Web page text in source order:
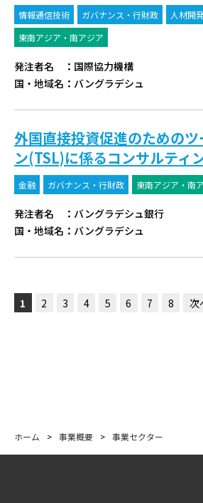
情報通信技術 ガバナンス・行財政
人材開
東南アジア・南アジア
発注者名 ： 国際協力機構
国・地域名 ： バングラデシュ
外国直接投資促進のための
ン(TSL)に係るコンサルティ
金融 ガバナンス・行財政 東南アジア・南
発注者名 ： バングラデシュ銀行
国・地域名 ： バングラデシュ
1 2 3 4 5 6 7 8 次
ホーム > 事業概要 > 事業セクター